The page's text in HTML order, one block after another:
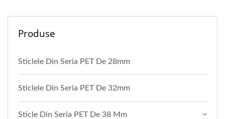
Produse
Sticlele Din Seria PET De 28mm
Sticlele Din Seria PET De 32mm
Sticle Din Seria PET De 38 Mm